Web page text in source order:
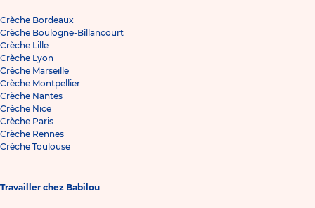
Crèche Bordeaux
Crèche Boulogne-Billancourt
Crèche Lille
Crèche Lyon
Crèche Marseille
Crèche Montpellier
Crèche Nantes
Crèche Nice
Crèche Paris
Crèche Rennes
Crèche Toulouse
Travailler chez Babilou